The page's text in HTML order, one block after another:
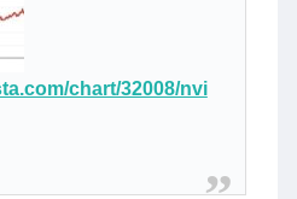
chart/32008/nvi